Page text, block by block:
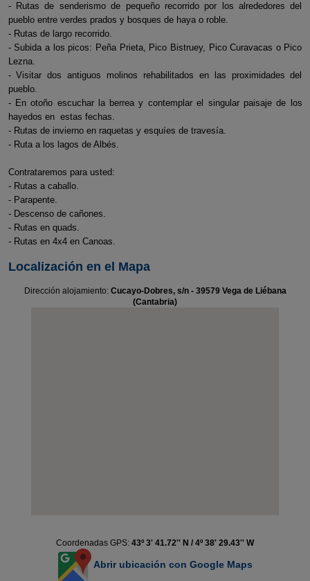
- Rutas de senderismo de pequeño recorrido por los alrededores del
pueblo entre verdes prados y bosques de haya o roble.
- Rutas de largo recorrido.
- Subida a los picos: Peña Prieta, Pico Bistruey, Pico Curavacas o Pico
Lezna.
- Visitar dos antiguos molinos rehabilitados en las proximidades del
pueblo.
- En otoño escuchar la berrea y contemplar el singular paisaje de los
hayedos en estas fechas.
- Rutas de invierno en raquetas y esquíes de travesía.
- Ruta a los lagos de Albés.
Contrataremos para usted:
- Rutas a caballo.
- Parapente.
- Descenso de cañones.
- Rutas en quads.
- Rutas en 4x4 en Canoas.
Localización en el Mapa
Dirección alojamiento: Cucayo-Dobres, s/n - 39579 Vega de Liébana
(Cantabria)
Coordenadas GPS: 43º 3' 41.72'' N / 4º 38' 29.43'' W
Abrir ubicación con Google Maps